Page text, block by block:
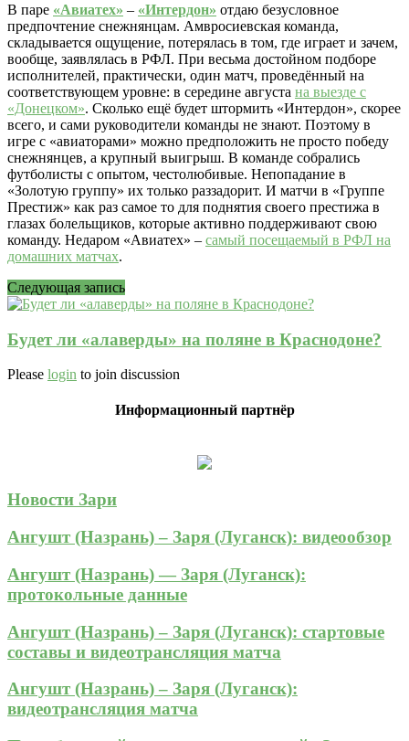
В паре «Авиатех» – «Интердон» отдаю безусловное
предпочтение снежнянцам. Амвросиевская команда,
складывается ощущение, потерялась в том, где играет и зачем,
вообще, заявлялась в РФЛ. При весьма достойном подборе
исполнителей, практически, один матч, проведённый на
соответствующем уровне: в середине августа на выезде с
«Донецком». Сколько ещё будет штормить «Интердон», скорее
всего, и сами руководители команды не знают. Поэтому в
игре с «авиаторами» можно предположить не просто победу
снежнянцев, а крупный выигрыш. В команде собрались
футболисты с опытом, честолюбивые. Непопадание в
«Золотую группу» их только раззадорит. И матчи в «Группе
Престиж» как раз самое то для поднятия своего престижа в
глазах болельщиков, которые активно поддерживают свою
команду. Недаром «Авиатех» – самый посещаемый в РФЛ на
домашних матчах.
Следующая запись
Будет ли «алаверды» на поляне в Краснодоне?
Please login to join discussion
Информационный партнёр
Новости Зари
Ангушт (Назрань) – Заря (Луганск): видеообзор
Ангушт (Назрань) — Заря (Луганск):
протокольные данные
Ангушт (Назрань) – Заря (Луганск): стартовые
составы и видеотрансляция матча
Ангушт (Назрань) – Заря (Луганск):
видеотрансляция матча